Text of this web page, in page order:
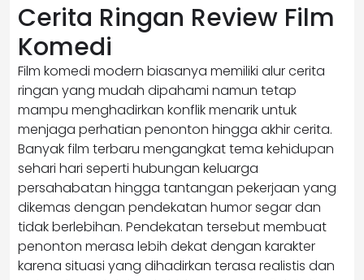
Cerita Ringan Review Film
Komedi
Film komedi modern biasanya memiliki alur cerita
ringan yang mudah dipahami namun tetap
mampu menghadirkan konflik menarik untuk
menjaga perhatian penonton hingga akhir cerita.
Banyak film terbaru mengangkat tema kehidupan
sehari hari seperti hubungan keluarga
persahabatan hingga tantangan pekerjaan yang
dikemas dengan pendekatan humor segar dan
tidak berlebihan. Pendekatan tersebut membuat
penonton merasa lebih dekat dengan karakter
karena situasi yang dihadirkan terasa realistis dan